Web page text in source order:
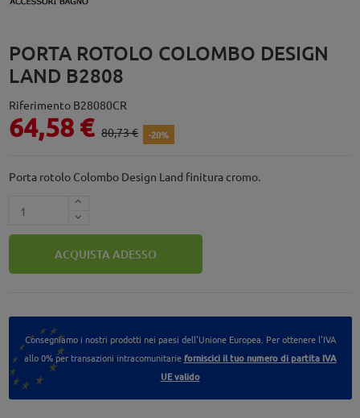
PORTA ROTOLO COLOMBO DESIGN
LAND B2808
Riferimento B28080CR
64,58 € 80,73 € -20%
Porta rotolo Colombo Design Land finitura cromo.
ACQUISTA ADESSO
Consegniamo i nostri prodotti nei paesi dell'Unione Europea. Per ottenere l'IVA
allo 0% per transazioni intracomunitarie forniscici il tuo numero di partita IVA
UE valido